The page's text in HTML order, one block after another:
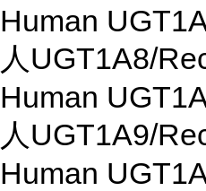
Human
人UGT1A8/
Human
人UGT1A9/
Human